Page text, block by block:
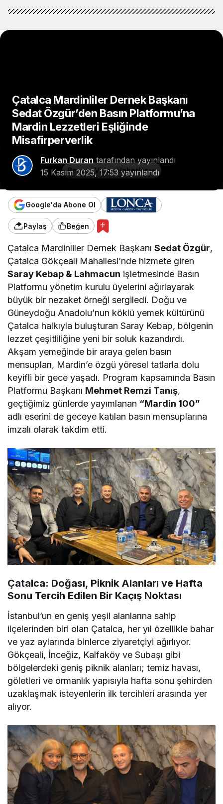
Benzer Video Haberler
Çatalca Mardinliler Dernek Başkanı
Sedat Özgür’den Basın Platformu’na
Mardin Lezzetleri Eşliğinde
Misafirperverlik
Furkan Duran tarafından yayınlandı
15 Kasım 2025, 17:53yayınlandı
Google'da Abone Ol
Paylaş Beğen
Çatalca Mardinliler Dernek BaşkanıSedat Özgür,
Çatalca Gökçeali Mahallesi’nde hizmete giren
Saray Kebap & Lahmacun işletmesinde Basın
Platformu yönetim kurulu üyelerini ağırlayarak
büyük bir nezaket örneği sergiledi. Doğu ve
Güneydoğu Anadolu’nun köklü yemek kültürünü
Çatalca halkıyla buluşturan Saray Kebap, bölgenin
lezzet çeşitliliğine yeni bir soluk kazandırdı.
Akşam yemeğinde bir araya gelen basın
mensupları, Mardin’e özgü yöresel tatlarla dolu
keyifli bir gece yaşadı. Program kapsamında Basın
Platformu Başkanı Mehmet Remzi Tanış,
geçtiğimiz günlerde yayımlanan “Mardin 100”
adlı eserini de geceye katılan basın mensuplarına
imzalı olarak takdim etti.
Çatalca: Doğası, Piknik Alanları ve Hafta
Sonu Tercih Edilen Bir Kaçış Noktası
İstanbul’un en geniş yeşil alanlarına sahip
ilçelerinden biri olan Çatalca, her yıl özellikle bahar
ve yaz aylarında binlerce ziyaretçiyi ağırlıyor.
Gökçeali, İnceğiz, Kalfaköy ve Subaşı gibi
bölgelerdeki geniş piknik alanları; temiz havası,
göletleri ve ormanlık yapısıyla hafta sonu şehirden
uzaklaşmak isteyenlerin ilk tercihleri arasında yer
alıyor.